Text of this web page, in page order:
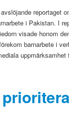
reportaget
i Pakistan. I
visade honom
barnarbete i